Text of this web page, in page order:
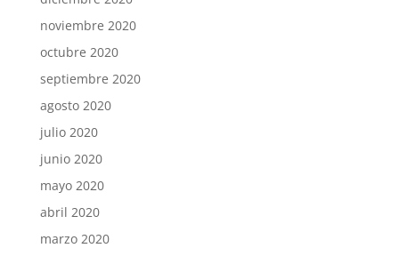
noviembre 2020
octubre 2020
septiembre 2020
agosto 2020
julio 2020
junio 2020
mayo 2020
abril 2020
marzo 2020